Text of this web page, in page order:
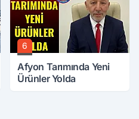
6
Afyon Tarımında Yeni
Ürünler Yolda